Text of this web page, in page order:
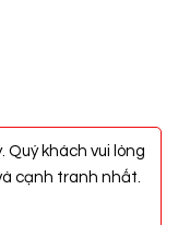
Quý khách vui lòng
cạnh tranh nhất.